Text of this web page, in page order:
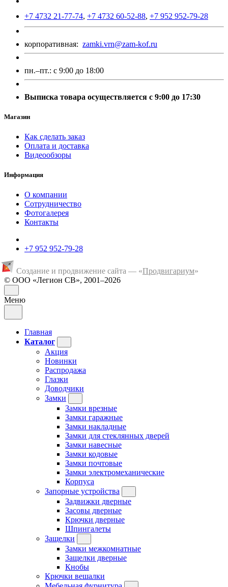
+7 4732 21-77-74, +7 4732 60-52-88, +7 952 952-79-28
корпоративная: zamki.vrn@zam-kof.ru
пн.–пт.: с 9:00 до 18:00
Выписка товара осуществляется с 9:00 до 17:30
Магазин
Как сделать заказ
Оплата и доставка
Видеообзоры
Информация
О компании
Сотрудничество
Фотогалерея
Контакты
+7 952 952-79-28
Создание и продвижение сайта — «Продвигариум»
© ООО «Легион СВ», 2001–2026
Меню
Главная
Каталог
Акция
Новинки
Распродажа
Глазки
Доводчики
Замки
Замки врезные
Замки гаражные
Замки накладные
Замки для стеклянных дверей
Замки навесные
Замки кодовые
Замки почтовые
Замки электромеханические
Корпуса
Запорные устройства
Задвижки дверные
Засовы дверные
Крючки дверные
Шпингалеты
Защелки
Замки межкомнатные
Защелки дверные
Кнобы
Крючки вешалки